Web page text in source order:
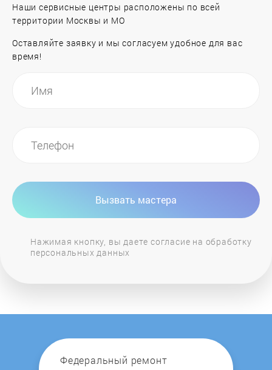
Gejzer
Hajdu
Hansa
Honeywell
Наши сервисные центры расположены по всей
территории Москвы и МО
Оставляйте заявку и мы согласуем удобное для вас
время!
Вызвать мастера
Нажимая кнопку, вы даете согласие на обработку
персональных данных
Федеральный ремонт